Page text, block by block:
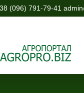
(096) 791-79-41